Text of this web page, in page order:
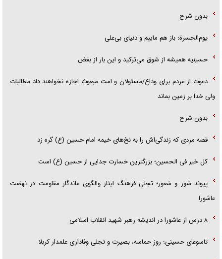
بدون شرح
یوم‌الحسرة؛ باز هم ماییم و دنیای بی‌علی
حسینیه همیشه از شوق می‌ترکید و این بار از بغض
دعوت از مردم برای وداع/مسئولان و امت مبعوث اجازه نخواهند داد مطالبات
ولی خدا بر زمین بماند
بدون شرح
قصه مردی که زندگی‌اش را به نخ‌های خیمه امام حسین (ع) گره زد
کل خیر فی الحسین؛ بزرگترین خسارت جدایی از حسین (ع) است
پیوند شور و شعور؛ تجلی فرهنگ ایثار والگوی ماندگار مقاومت در نهضت
عاشورا
۸ درس از عاشورا در اندیشه رهبر شهید انقلاب اسلامی
تاسوعای حسینی؛ روز حماسه، بصیرت و تجلی وفاداری علمدار کربلا